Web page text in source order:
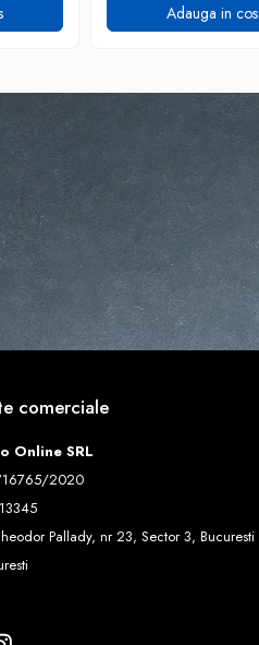
Adauga in cos
comerciale
Online SRL
2020
Pallady, nr 23, Sector 3, Bucuresti